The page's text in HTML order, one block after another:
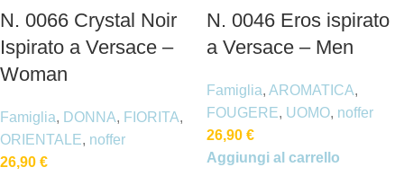
N. 0066 Crystal Noir
Ispirato a Versace –
Woman
Famiglia, DONNA, FIORITA,
ORIENTALE, noffer
26,90 €
N. 0046 Eros ispirato
a Versace – Men
Famiglia, AROMATICA,
FOUGERE, UOMO, noffer
26,90 €
Aggiungi al carrello